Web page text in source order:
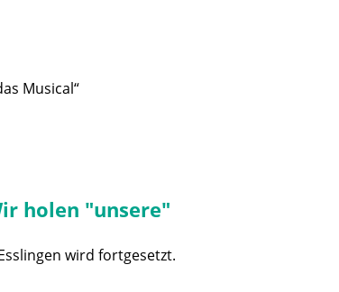
Musical“
holen "unsere"
Esslingen wird fortgesetzt.